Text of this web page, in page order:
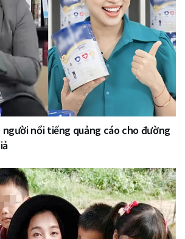
nổi tiếng quảng cáo cho đường